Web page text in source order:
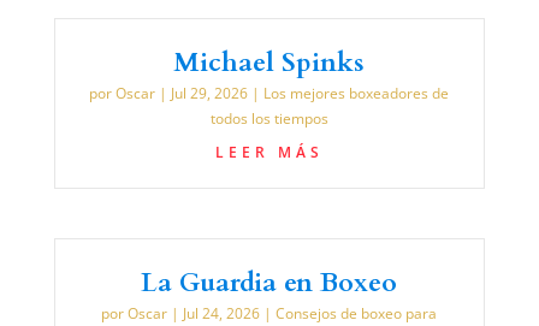
Michael Spinks
porOscar | Jul 29, 2026 | Los mejores boxeadores de
todos los tiempos
LEER MÁS
La Guardia en Boxeo
porOscar | Jul 24, 2026 |Consejos de boxeo para